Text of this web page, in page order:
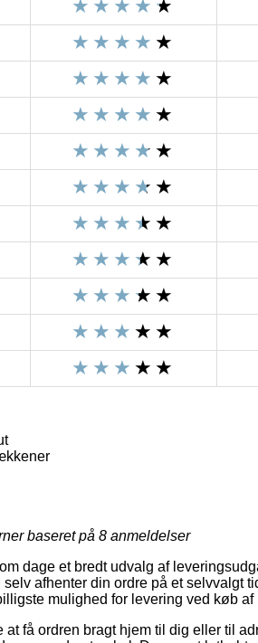
baseret på 8 anmeldelser
dage et bredt udvalg af
afhenter din ordre på et selvvalgt
mulighed for levering ved køb af
få ordren bragt hjem til dig eller til